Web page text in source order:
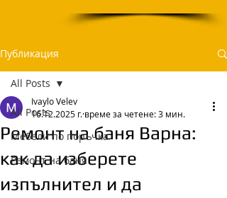
Публикация
All Posts
Мебели по поръчка
Ремонт на баня
All Posts
Ремонт на баня Варна:
как да изберете
изпълнител и да
Ivaylo Velev
16.12.2025 г. време за четене: 3 мин.